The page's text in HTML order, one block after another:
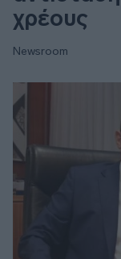
χρέους
Newsroom